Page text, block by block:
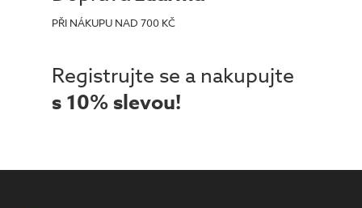
PŘI NÁKUPU NAD 700 KČ
Registrujte se a nakupujte
s 10% slevou!